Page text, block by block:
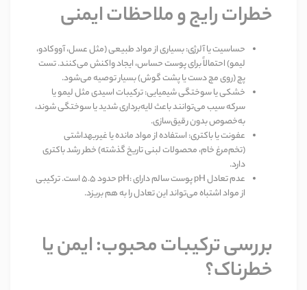
خطرات رایج و ملاحظات ایمنی
حساسیت یا آلرژی:بسیاری از مواد طبیعی (مثل عسل، آووکادو،
لیمو) احتمالاً برای پوست حساس، ایجاد واکنش می‌کنند. تست
پچ (روی مچ دست یا پشت گوش) بسیار توصیه می‌شود.
خشکی یا سوختگی شیمیایی:ترکیبات اسیدی مثل لیمو یا
سرکه سیب می‌توانند باعث لایه‌برداری شدید یا سوختگی شوند،
به‌خصوص بدون رقیق‌سازی.
عفونت یا باکتری:استفاده از مواد مانده یا غیربهداشتی
(تخم‌مرغ خام، محصولات لبنی تاریخ گذشته) خطر رشد باکتری
دارد.
عدم تعادل
پوست سالم دارایpH
حدود 5.5 است. ترکیبی
از مواد اشتباه می‌تواند این تعادل را به هم بریزد.
بررسی ترکیبات محبوب: ایمن یا
خطرناک؟